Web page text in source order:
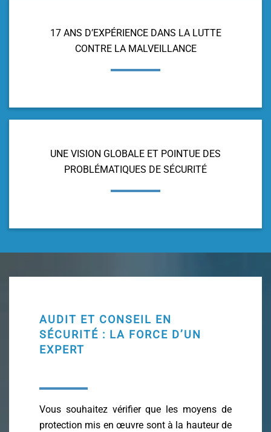
17 ANS D’EXPÉRIENCE DANS LA LUTTE
CONTRE LA MALVEILLANCE
UNE VISION GLOBALE ET POINTUE DES
PROBLÉMATIQUES DE SÉCURITÉ
AUDIT ET CONSEIL EN
SÉCURITÉ : LA FORCE D’UN
EXPERT
Vous souhaitez vérifier que les moyens de
protection mis en œuvre sont à la hauteur de